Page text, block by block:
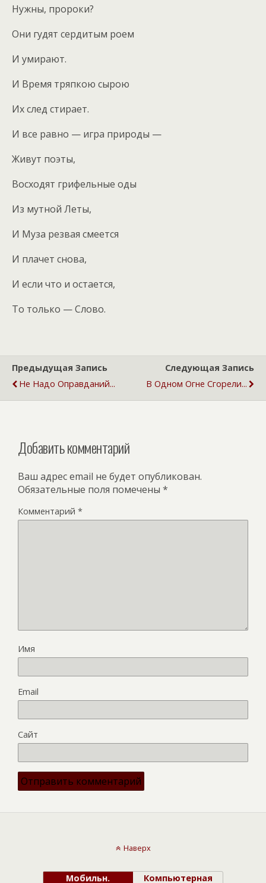
Нужны, пророки?
Они гудят сердитым роем
И умирают.
И Время тряпкою сырою
Их след стирает.
И все равно — игра природы —
Живут поэты,
Восходят грифельные оды
Из мутной Леты,
И Муза резвая смеется
И плачет снова,
И если что и остается,
То только — Слово.
Предыдущая Запись
Не Надо Оправданий...
Следующая Запись
В Одном Огне Сгорели...
Добавить комментарий
Ваш адрес email не будет опубликован.
Обязательные поля помечены *
Комментарий *
Имя
Email
Сайт
Наверх
Мобильн. Компьютерная